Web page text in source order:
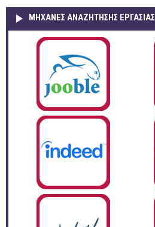
ΜΗΧΑΝΕΣ ΑΝΑΖΗΤΗΣΗΣ ΕΡΓΑΣΙΑΣ